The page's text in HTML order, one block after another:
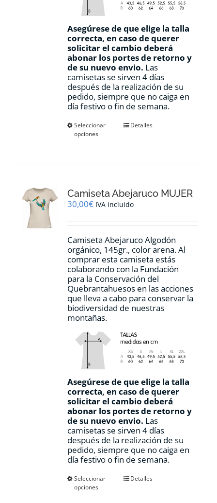
Asegúrese de que elige la talla
correcta, en caso de querer
solicitar el cambio deberá
abonar los portes de retorno y
de su nuevo envio. Las
camisetas se sirven 4 días
después de la realización de su
pedido, siempre que no caiga en
día festivo o fin de semana.
Seleccionar
opciones
Este
se
pueden
en
página
de
producto
Detalles
Camiseta Abejaruco MUJER
30,00€ IVA incluido
Camiseta Abejaruco Algodón
orgánico, 145gr., color arena. Al
comprar esta camiseta estás
colaborando con la Fundación
para la Conservación del
Quebrantahuesos en las acciones
que lleva a cabo para conservar la
biodiversidad de nuestras
montañas.
Asegúrese de que elige la talla
correcta, en caso de querer
solicitar el cambio deberá
abonar los portes de retorno y
de su nuevo envio. Las
camisetas se sirven 4 días
después de la realización de su
pedido, siempre que no caiga en
día festivo o fin de semana.
Seleccionar
opciones
EsteDetalles